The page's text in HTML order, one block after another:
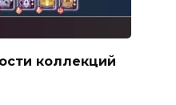
коллекций